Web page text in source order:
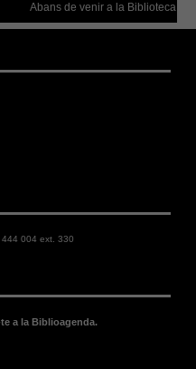
Abans de venir a la Biblioteca,
004 ext. 330
a la Biblioagenda.
Experiència
alguna
desapareixerà